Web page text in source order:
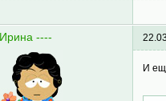
Ирина ----
И